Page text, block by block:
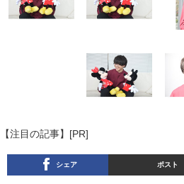
【注目の記事】[PR]
シェア ポスト